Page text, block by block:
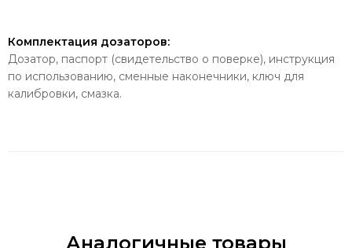
Комплектация дозаторов:
Дозатор, паспорт (свидетельство о поверке), инструкция
по использованию, сменные наконечники, ключ для
калибровки, смазка.
Аналогичные товары